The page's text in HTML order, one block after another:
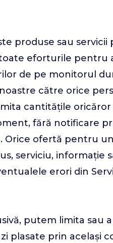
produse sau servicii
eforturile pentru
de pe monitorul
către orice
cantitățile oricăror
fără notificare
ofertă pentru
serviciu, informație
erori din
putem limita sau
plasate prin același